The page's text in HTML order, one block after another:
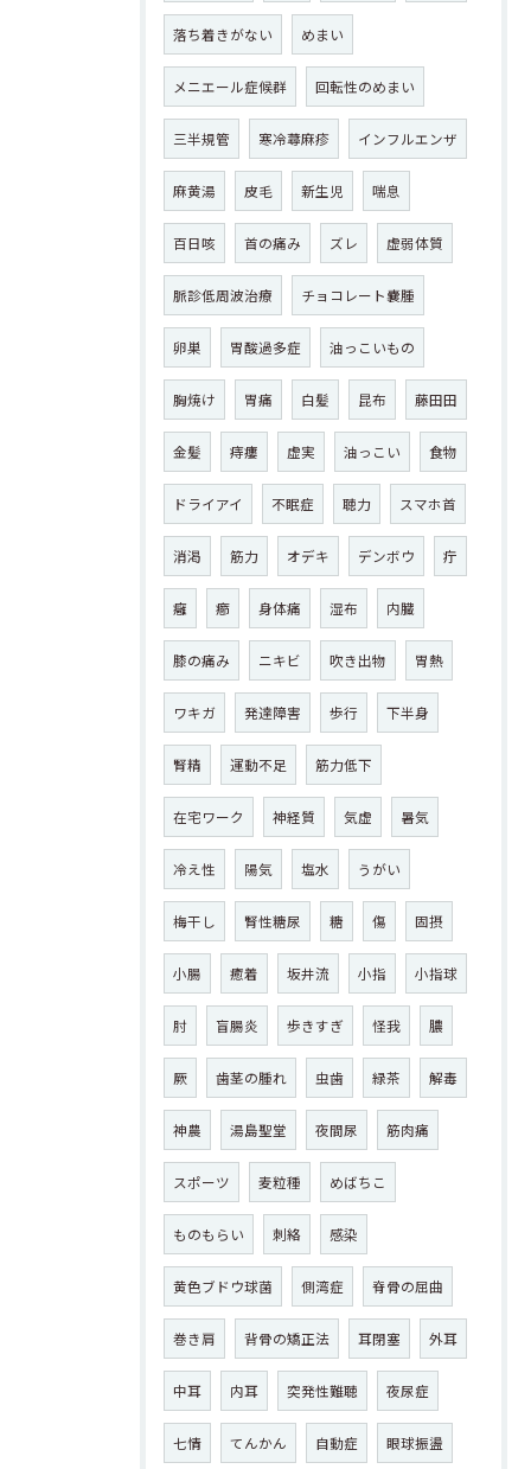
落ち着きがない めまい
メニエール症候群 回転性のめまい
三半規管 寒冷蕁麻疹 インフルエンザ
麻黄湯 皮毛 新生児 喘息
百日咳 首の痛み ズレ 虚弱体質
脈診低周波治療 チョコレート嚢腫
卵巣 胃酸過多症 油っこいもの
胸焼け 胃痛 白髪 昆布 藤田田
金髪 痔瘻 虚実 油っこい 食物
ドライアイ 不眠症 聴力 スマホ首
消渇 筋力 オデキ デンボウ 疔
癰 癤 身体痛 湿布 内臓
膝の痛み ニキビ 吹き出物 胃熱
ワキガ 発達障害 歩行 下半身
腎精 運動不足 筋力低下
在宅ワーク 神経質 気虚 暑気
冷え性 陽気 塩水 うがい
梅干し 腎性糖尿 糖 傷 固摂
小腸 癒着 坂井流 小指 小指球
肘 盲腸炎 歩きすぎ 怪我 膿
厥 歯茎の腫れ 虫歯 緑茶 解毒
神農 湯島聖堂 夜間尿 筋肉痛
スポーツ 麦粒種 めばちこ
ものもらい 刺絡 感染
黄色ブドウ球菌 側湾症 脊骨の屈曲
巻き肩 背骨の矯正法 耳閉塞 外耳
中耳 内耳 突発性難聴 夜尿症
七情 てんかん 自動症 眼球振盪